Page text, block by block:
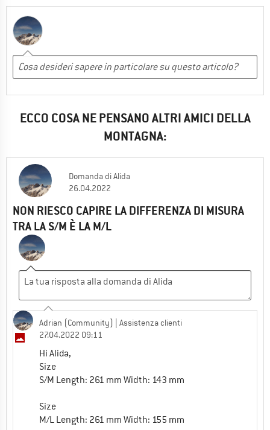
ECCO COSA NE PENSANO ALTRI AMICI DELLA
MONTAGNA:
Domanda diAlida
26.04.2022
NON RIESCO CAPIRE LA DIFFERENZA DI MISURA
TRA LA S/M È LA M/L
Adrian (Community)
| Assistenza clienti
27.04.2022 09:11
Hi Alida,
Size
S/M Length: 261 mm Width: 143 mm
Size
M/L Length: 261 mm Width: 155 mm